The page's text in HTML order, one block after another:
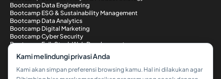
Bootcamp Data Engineering
Bootcamp ESG & Sustainability Management
Bootcamp Data Analytics
Bootcamp Digital Marketing
Bootcamp Cyber Security
Bootcamp Full-Stack Web Development
Metode Pembayaran
Kami melindungi privasi Anda
Kami akan simpan preferensi browsing kamu. Hal ini dilakukan agar